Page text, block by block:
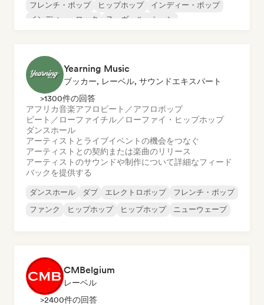
フレンチ・ポップ
ヒップホップ
インディー・ポップ
インディー・ロック
ヌーヴェル・シーン
Yearning Music
ブッカー, レーベル, サウンドエキスパート
>1300件の回答
アフリカ音楽アフロビート／アフロポップ
ビート／ローファイチル／ローファイ・ヒップホップ
ダンスホール
アーティストとライブイベントの機会をつなぐ
アーティストとの契約または楽曲のリリース
アーティストのサウンドや制作について詳細なフィード
バックを提供する
ダンスホール ダブ エレクトロポップ
フレンチ・ポップ
ファンク
ヒップホップ ヒップホップ ニューウェーブ
CMBelgium
レーベル
>2400件の回答